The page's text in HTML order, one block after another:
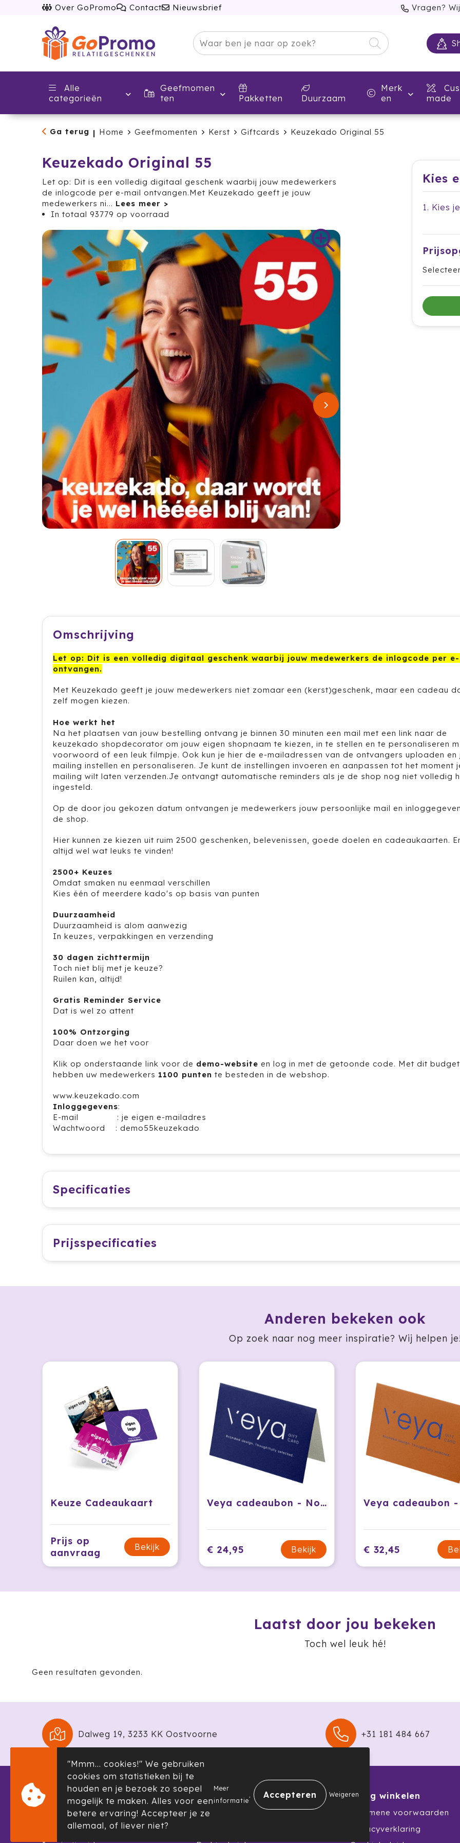
Over GoPromo Contact Nieuwsbrief Vragen?
Alle
categorieën
Geefmomen
ten
Pakketten Duurzaam
Merk
en
made
Ga terug | Home Geefmomenten Kerst Giftcards Keuzekado Original 55
Keuzekado Original 55
Let op: Dit is een volledig digitaal geschenk waarbij jouw medewerkers
de inlogcode per e-mail ontvangen.Met Keuzekado geeft je jouw
medewerkers ni...
In totaal93779 op voorraad
Kies
1. Kies
Omschrijving
Let op: Dit is een volledig digitaal geschenk waarbij jouw medewerkers de inlogcode per
ontvangen.
Met Keuzekado geeft je jouw medewerkers niet zomaar een (kerst)geschenk, maar een cadeau
zelf mogen kiezen.
Hoe werkt het
Na het plaatsen van jouw bestelling ontvang je binnen 30 minuten een mail met een link naar de
keuzekado shopdecorator om jouw eigen shopnaam te kiezen, in te stellen en te personaliseren
voorwoord of een leuk filmpje. Ook kun je hier de e-mailadressen van de ontvangers uploaden en
mailing instellen en personaliseren. Je kunt de instellingen invoeren en aanpassen tot het moment
mailing wilt laten verzenden.Je ontvangt automatische reminders als je de shop nog niet volledig
ingesteld.
Op de door jou gekozen datum ontvangen je medewerkers jouw persoonlijke mail en
de shop.
Hier kunnen ze kiezen uit ruim 2500 geschenken, belevenissen, goede doelen en cadeaukaarten.
altijd wel wat leuks te vinden!
2500+ Keuzes
Omdat smaken nu eenmaal verschillen
Kies één of meerdere kado's op basis van punten
Duurzaamheid
Duurzaamheid is alom aanwezig
In keuzes, verpakkingen en verzending
30 dagen zichttermijn
Toch niet blij met je keuze?
Ruilen kan, altijd!
Gratis Reminder Service
Dat is wel zo attent
100% Ontzorging
Daar doen we het voor
Klik op onderstaande link voor de demo-website en log in met de getoonde code. Met dit budget
hebben uw medewerkers 1100 punten te besteden in de webshop.
www.keuzekado.com
Inloggegevens:
E-mail : je eigen e-mailadres
Wachtwoord : demo55keuzekado
Specificaties
Prijsspecificaties
Anderen bekeken ook
Op zoek naar nog meer inspiratie? Wij helpen
Keuze Cadeaukaart
Prijs op
aanvraag
Bekijk
Veya cadeaubon - Nobel
€ 24,95 Bekijk € 32,45
Laatst door jou bekeken
Toch wel leuk hé!
Geen resultaten gevonden.
Dalweg 19, 3233 KK Oostvoorne +31 181 484 667
Informatie
Over ons
Showroom
Klantenservice
Contact
Veilig winkelen
Algemene voorwaarden
Privacyverklaring
"Mmm... cookies!" We gebruiken
cookies om statistieken bij te
houden en je bezoek zo soepel
mogelijk te maken. Alles voor een
betere ervaring! Accepteer je ze
allemaal, of liever niet?
Meer
informatie
. Weigeren